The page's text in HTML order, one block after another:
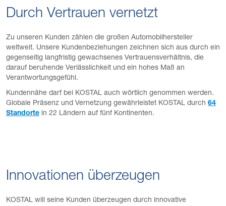
Durch Vertrauen vernetzt
Zu unseren Kunden zählen die großen Automobilhersteller
weltweit. Unsere Kundenbeziehungen zeichnen sich aus durch ein
gegenseitig langfristig gewachsenes Vertrauensverhältnis, die
darauf beruhende Verlässlichkeit und ein hohes Maß an
Verantwortungsgefühl.
Kundennähe darf bei KOSTAL auch wörtlich genommen werden.
Globale Präsenz und Vernetzung gewährleistet KOSTAL durch 64
Standorte in 22 Ländern auf fünf Kontinenten.
Innovationen überzeugen
KOSTAL will seine Kunden überzeugen durch innovative